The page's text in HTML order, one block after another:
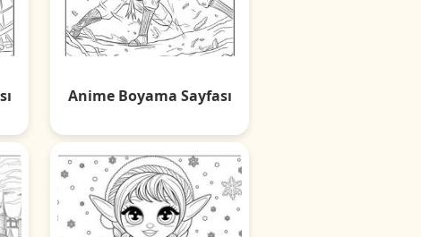
Anime Boyama Sayfası